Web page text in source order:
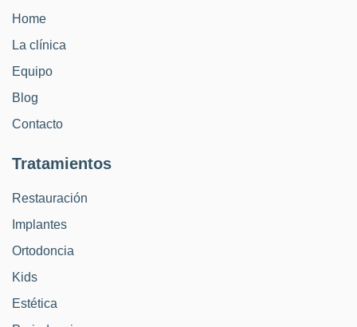
Home
La clínica
Equipo
Blog
Contacto
Tratamientos
Restauración
Implantes
Ortodoncia
Kids
Estética